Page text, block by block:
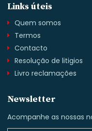
Links úteis
Quem somos
Termos
Contacto
Resolução de litigios
Livro reclamações
Newsletter
Acompanhe as nossas